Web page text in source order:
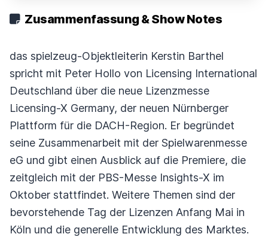
Zusammenfassung & Show Notes
das spielzeug-Objektleiterin Kerstin Barthel
spricht mit Peter Hollo von Licensing International
Deutschland über die neue Lizenzmesse
Licensing-X Germany, der neuen Nürnberger
Plattform für die DACH-Region. Er begründet
seine Zusammenarbeit mit der Spielwarenmesse
eG und gibt einen Ausblick auf die Premiere, die
zeitgleich mit der PBS-Messe Insights-X im
Oktober stattfindet. Weitere Themen sind der
bevorstehende Tag der Lizenzen Anfang Mai in
Köln und die generelle Entwicklung des Marktes.